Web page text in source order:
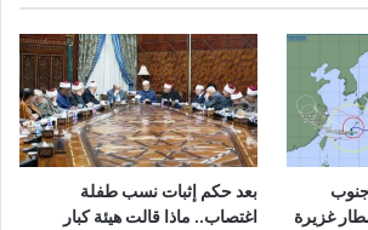
غزيرة
بعد حكم إثبات نسب طفلة
اغتصاب.. ماذا قالت هيئة كبار